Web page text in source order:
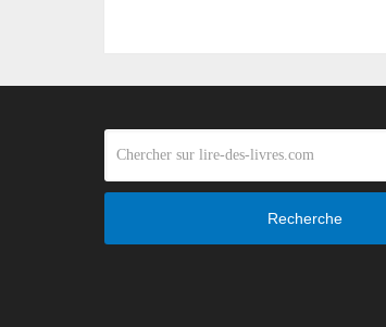
Recherche